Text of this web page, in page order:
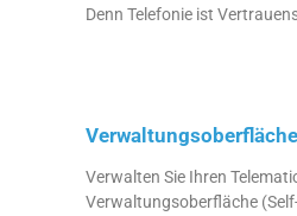
Denn Telefonie ist
Verwaltungsoberfläche
Verwalten Sie Ihren
Verwaltungsoberfläche